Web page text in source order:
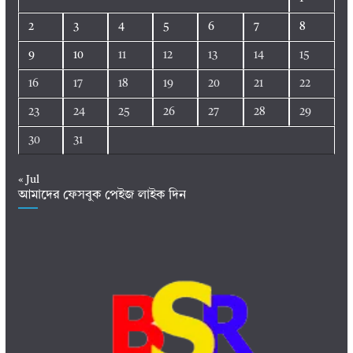
2 3 4 5 6 7 8
9 10 11 12 13 14 15
16 17 18 19 20 21 22
23 24 25 26 27 28 29
30 31
« Jul
আমাদের ফেসবুক পেইজ লাইক দিন